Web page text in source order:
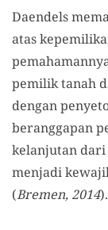
Daendels
atas
pemilik tanah
dengan
beranggapan
kelanjutan dari
menjadi
(Bremen, 2014).